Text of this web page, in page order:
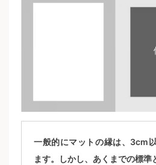
一般的にマットの縁は、3cm
ます。しかし、あくまでの標準